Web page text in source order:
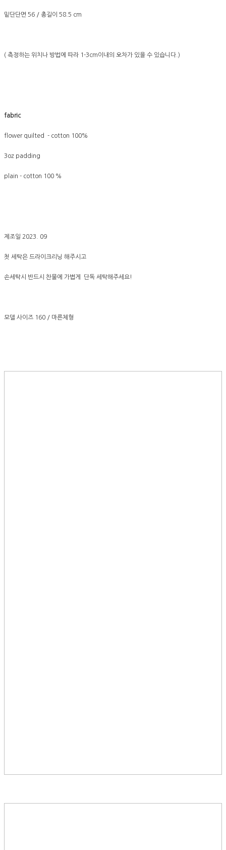
밑단단면 56 / 총길이 58.5 cm
( 측정하는 위치나 방법에 따라 1-3cm이내의 오차가 있을 수 있습니다.)
fabric
flower quilted - cotton 100%
3oz padding
plain - cotton 100 %
제조일 2023. 09
첫 세탁은 드라이크리닝 해주시고
손세탁시 반드시 찬물에 가볍게 단독 세탁해주세요!
모델 사이즈 160 / 마른체형